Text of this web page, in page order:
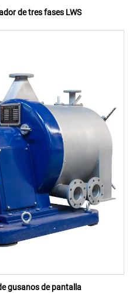
de tres fases LWS
gusanos de pantalla